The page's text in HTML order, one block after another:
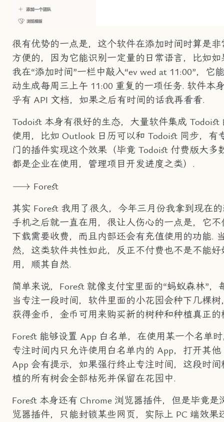
很有优势的一点是，这个软件在添加时间时算是非
方便的，因为它能识别一定量的日常语言，比如如
我在“添加时间”一栏中敲入“ev wed at 11:00”，它
动生成每周三上午 11:00 重复的一项任务. 软件本
乎有 API 文档，如果之后有时间的话我再看看.
Todoist 本身有很好的生态，大量软件集成 Todoist
使用，比如 Outlook 日历可以和 Todoist 同步，有
门的插件实现这个效果（毕竟 Todoist 付费版大多
都是企业在使用，管理项目开发进度之类）.
\longrightarrow
⟶ Forest
其实 Forest 我用了很久，今年三月份我拿到现在
手机之后就一直在用，很让人伤心的一点是，它不
下载需要收费，而且内部还会有充值使用的功能.
然，这类软件共性如此，反正不付费也不是不能好
用，顺其自然.
简单来说，Forest 就像支付宝里面的“蚂蚁森林”，
当专注一段时间，软件里面的小花园会种下几棵树
获得金币，金币可用来购买新的树种和种植真正的
Forest 能够设置 App 白名单，在使用某一个名单
专注时间内只允许使用白名单内的 App，打开其他
App 会有提示，如果强行终止专注时间，这段时间
植的所有树会全部枯死并保留在花园中.
Forest 本身还有 Chrome 浏览器插件，但是毕竟是
览器插件，只能封锁某些网页，实际上 PC 端效果